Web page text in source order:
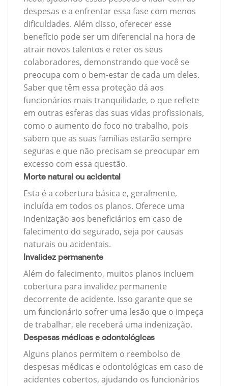
despesas e a enfrentar essa fase com menos
dificuldades. Além disso, oferecer esse
benefício pode ser um diferencial na hora de
atrair novos talentos e reter os seus
colaboradores, demonstrando que você se
preocupa com o bem-estar de cada um deles.
Saber que têm essa proteção dá aos
funcionários mais tranquilidade, o que reflete
em outras esferas das suas vidas profissionais,
como o aumento do foco no trabalho, pois
sabem que as suas famílias estarão sempre
seguras e que não precisam se preocupar em
excesso com essa questão.
Morte natural ou acidental
Esta é a cobertura básica e, geralmente,
incluída em todos os planos. Oferece uma
indenização aos beneficiários em caso de
falecimento do segurado, seja por causas
naturais ou acidentais.
Invalidez permanente
Além do falecimento, muitos planos incluem
cobertura para invalidez permanente
decorrente de acidente. Isso garante que se
um funcionário sofrer uma lesão que o impeça
de trabalhar, ele receberá uma indenização.
Despesas médicas e odontológicas
Alguns planos permitem o reembolso de
despesas médicas e odontológicas em caso de
acidentes cobertos, ajudando os funcionários